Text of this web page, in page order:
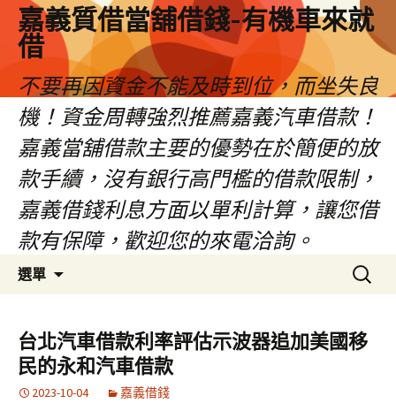
嘉義質借當舖借錢-有機車來就
借
不要再因資金不能及時到位，而坐失良
機！資金周轉強烈推薦嘉義汽車借款！
嘉義當舖借款主要的優勢在於簡便的放
款手續，沒有銀行高門檻的借款限制，
嘉義借錢利息方面以單利計算，讓您借
款有保障，歡迎您的來電洽詢。
選單
容
區
搜
尋
鍵
字:
台北汽車借款利率評估示波器追加美國移
民的永和汽車借款
2023-10-04 嘉義借錢